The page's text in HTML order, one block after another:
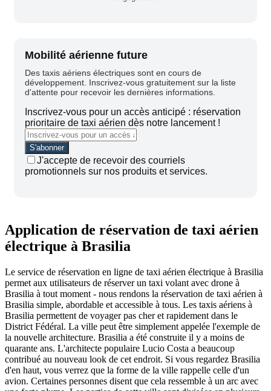
Mobilité aérienne future
Des taxis aériens électriques sont en cours de
développement. Inscrivez-vous gratuitement sur la liste
d'attente pour recevoir les dernières informations.
Inscrivez-vous pour un accès anticipé : réservation
prioritaire de taxi aérien dès notre lancement !
J'accepte de recevoir des courriels
promotionnels sur nos produits et services.
Application de réservation de taxi aérien
électrique à Brasilia
Le service de réservation en ligne de taxi aérien électrique à Brasilia
permet aux utilisateurs de réserver un taxi volant avec drone à
Brasilia à tout moment - nous rendons la réservation de taxi aérien à
Brasilia simple, abordable et accessible à tous. Les taxis aériens à
Brasilia permettent de voyager pas cher et rapidement dans le
District Fédéral. La ville peut être simplement appelée l'exemple de
la nouvelle architecture. Brasilia a été construite il y a moins de
quarante ans. L'architecte populaire Lucio Costa a beaucoup
contribué au nouveau look de cet endroit. Si vous regardez Brasilia
d'en haut, vous verrez que la forme de la ville rappelle celle d'un
avion. Certaines personnes disent que cela ressemble à un arc avec